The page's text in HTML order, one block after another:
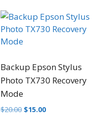
Backup Epson Stylus
Photo TX730 Recovery
Mode
$20.00 $15.00